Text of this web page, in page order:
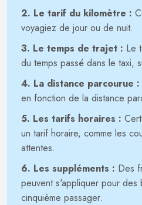
2. Le tarif du kilomètre :
voyagiez de jour ou de nuit.
3. Le temps de trajet : Le
du temps passé dans le taxi,
4. La distance parcourue :
en fonction de la distance
5. Les tarifs horaires :
un tarif horaire, comme les
attentes.
6. Les suppléments : Des
peuvent s'appliquer pour des
cinquième passager.